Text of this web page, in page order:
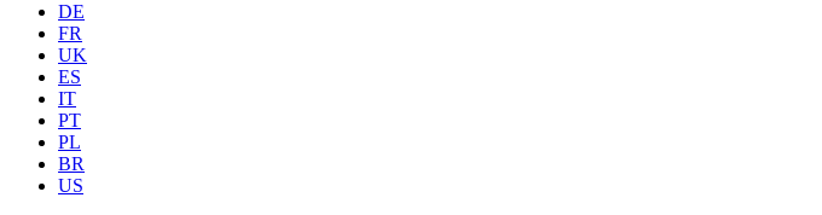
DE
FR
UK
ES
IT
PT
PL
BR
US